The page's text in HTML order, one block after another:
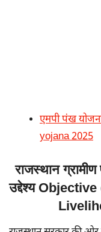
एमपी पंख
yojana 2025
राजस्थान
उद्देश्य